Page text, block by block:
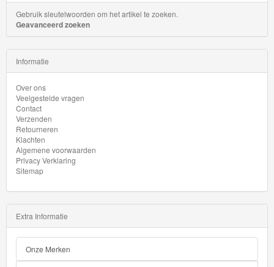
Gebruik sleutelwoorden om het artikel te zoeken.
Geavanceerd zoeken
Informatie
Over ons
Veelgestelde vragen
Contact
Verzenden
Retourneren
Klachten
Algemene voorwaarden
Privacy Verklaring
Sitemap
Extra Informatie
Onze Merken